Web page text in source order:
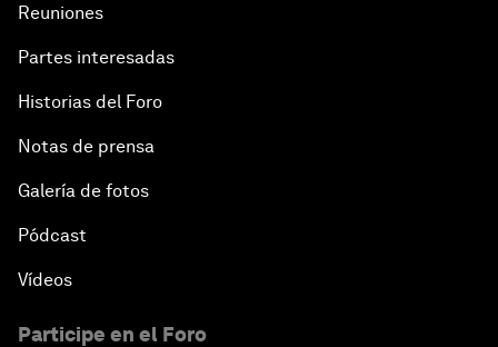
Reuniones
Partes interesadas
Historias del Foro
Notas de prensa
Galería de fotos
Pódcast
Vídeos
Participe en el Foro